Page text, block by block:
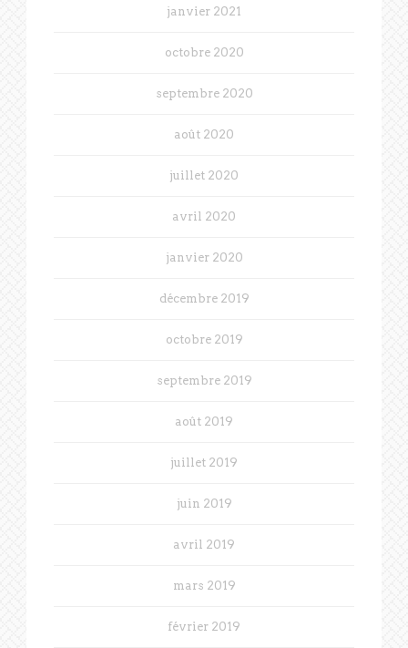
janvier 2021
octobre 2020
septembre 2020
août 2020
juillet 2020
avril 2020
janvier 2020
décembre 2019
octobre 2019
septembre 2019
août 2019
juillet 2019
juin 2019
avril 2019
mars 2019
février 2019